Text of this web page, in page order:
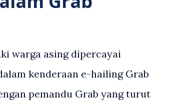
warga asing dipercayai
kenderaan e-hailing Grab
pemandu Grab yang turut